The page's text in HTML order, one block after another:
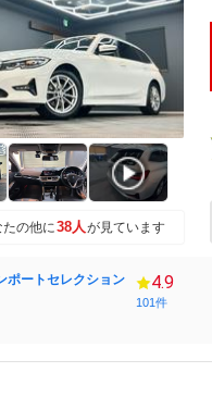
の他に38人が見ています
ポートセレクション 4.9
101件